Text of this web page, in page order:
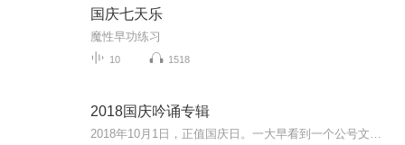
国庆七天乐
魔性早功练习
10 1518
2018国庆吟诵专辑